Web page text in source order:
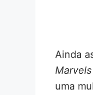
Ainda
Marvels
uma